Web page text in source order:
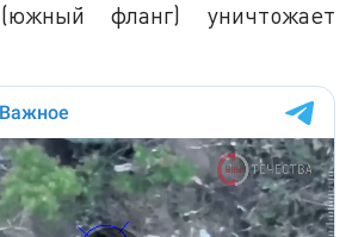
фланг) уничтожает